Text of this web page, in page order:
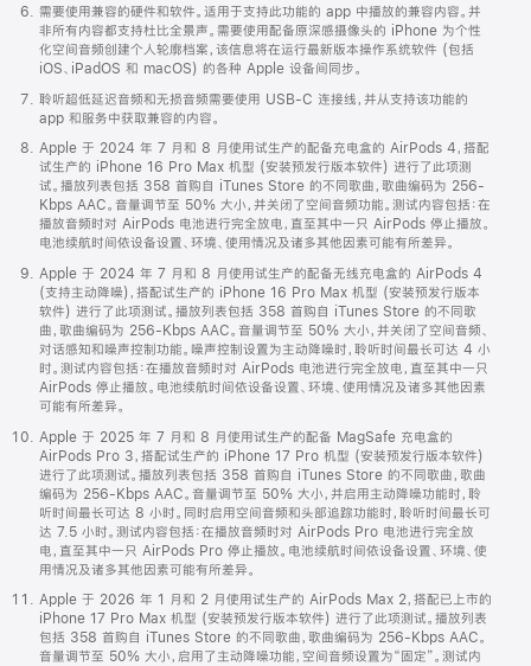
需要使用兼容的硬件和软件。适用于支持此功能的 app 中播放的兼容内容。并
非所有内容都支持杜比全景声。需要使用配备原深感摄像头的 iPhone 为个性
化空间音频创建个人轮廓档案，该信息将在运行最新版本操作系统软件 (包括
iOS、iPadOS 和 macOS) 的各种 Apple 设备间同步。
聆听超低延迟音频和无损音频需要使用 USB-C 连接线，并从支持该功能的
app 和服务中获取兼容的内容。
Apple 于 2024 年 7 月和 8 月使用试生产的配备充电盒的 AirPods 4，搭配
试生产的 iPhone 16 Pro Max 机型 (安装预发行版本软件) 进行了此项测
试。播放列表包括 358 首购自 iTunes Store 的不同歌曲，歌曲编码为 256-
Kbps AAC。音量调节至 50% 大小，并关闭了空间音频功能。测试内容包括：在
播放音频时对 AirPods 电池进行完全放电，直至其中一只 AirPods 停止播放。
电池续航时间依设备设置、环境、使用情况及诸多其他因素可能有所差异。
Apple 于 2024 年 7 月和 8 月使用试生产的配备无线充电盒的 AirPods 4
(支持主动降噪)，搭配试生产的 iPhone 16 Pro Max 机型 (安装预发行版本
软件) 进行了此项测试。播放列表包括 358 首购自 iTunes Store 的不同歌
曲，歌曲编码为 256-Kbps AAC。音量调节至 50% 大小，并关闭了空间音频、
对话感知和噪声控制功能。噪声控制设置为主动降噪时，聆听时间最长可达 4 小
时。测试内容包括：在播放音频时对 AirPods 电池进行完全放电，直至其中一只
AirPods 停止播放。电池续航时间依设备设置、环境、使用情况及诸多其他因素
可能有所差异。
Apple 于 2025 年 7 月和 8 月使用试生产的配备 MagSafe 充电盒的
AirPods Pro 3，搭配试生产的 iPhone 17 Pro 机型 (安装预发行版本软件)
进行了此项测试。播放列表包括 358 首购自 iTunes Store 的不同歌曲，歌曲
编码为 256-Kbps AAC。音量调节至 50% 大小，并启用主动降噪功能时，聆
听时间最长可达 8 小时。同时启用空间音频和头部追踪功能时，聆听时间最长可
达 7.5 小时。测试内容包括：在播放音频时对 AirPods Pro 电池进行完全放
电，直至其中一只 AirPods Pro 停止播放。电池续航时间依设备设置、环境、使
用情况及诸多其他因素可能有所差异。
Apple 于 2026 年 1 月和 2 月使用试生产的 AirPods Max 2，搭配已上市的
iPhone 17 Pro Max 机型 (安装预发行版本软件) 进行了此项测试。播放列表
包括 358 首购自 iTunes Store 的不同歌曲，歌曲编码为 256-Kbps AAC。
音量调节至 50% 大小，启用了主动降噪功能，空间音频设置为“固定”。测试内